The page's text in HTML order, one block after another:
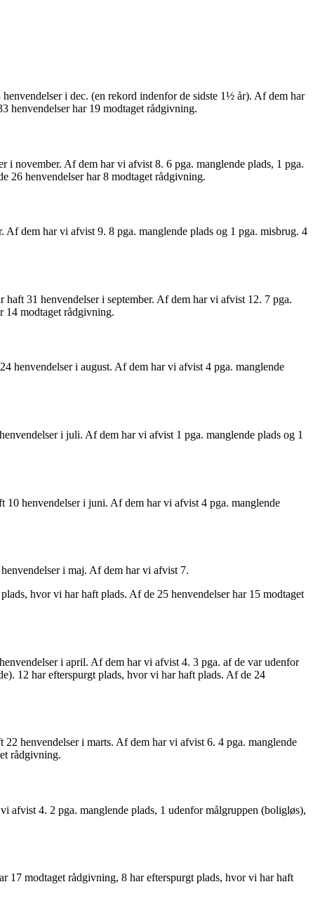
i dec. (en rekord indenfor de sidste 1½ år). Af dem har
henvendelser har 19 modtaget rådgivning.
november. Af dem har vi afvist 8. 6 pga. manglende plads, 1 pga.
26 henvendelser har 8 modtaget rådgivning.
dem har vi afvist 9. 8 pga. manglende plads og 1 pga. misbrug. 4
31 henvendelser i september. Af dem har vi afvist 12. 7 pga.
14 modtaget rådgivning.
henvendelser i august. Af dem har vi afvist 4 pga. manglende
i juli. Af dem har vi afvist 1 pga. manglende plads og 1
henvendelser i juni. Af dem har vi afvist 4 pga. manglende
i maj. Af dem har vi afvist 7.
hvor vi har haft plads. Af de 25 henvendelser har 15 modtaget
i april. Af dem har vi afvist 4. 3 pga. af de var udenfor
12 har efterspurgt plads, hvor vi har haft plads. Af de 24
henvendelser i marts. Af dem har vi afvist 6. 4 pga. manglende
rådgivning.
afvist 4. 2 pga. manglende plads, 1 udenfor målgruppen (boligløs),
modtaget rådgivning, 8 har efterspurgt plads, hvor vi har haft